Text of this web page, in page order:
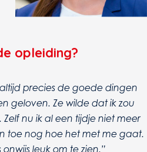
opleiding?
precies de goede dingen
geloven. Ze wilde dat ik zou
nu ik al een tijdje niet meer
toe nog hoe het met me gaat.
leuk om te zien.”